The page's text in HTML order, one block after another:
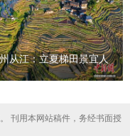
从江：立夏梯田景宜人
刊用本网站稿件，务经书面授